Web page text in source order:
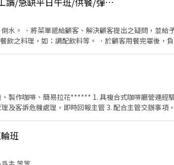
多樣化人才培訓，新手也歡
環境 ​分站式餐點製作（接龍式流暢作業） ​設備維護
📍 7/1 隆重登場！ ​早班：
/ 10:00 - 17:00 ​晚間
升為訓練員最高可達 240元/小時！ ​安心保障： 依法
、團體保險、不定期員工聚餐。 ​📩 加入我們 ​如果你對環境有堅
水。 ．將菜單遞給顧客、解決顧客提出之疑問，並給
飲之料理，如：調配飲料等。 ．於顧客用餐完畢後，
謝謝🙏 👏🏽歡迎加入我們泰國🇹🇭狂熱者的大家庭👊❤️
及客訴危機處理，即時回報主管 3. 配合主管交辦事項
4.有責任感，主動完成工作 5.對工作有興趣且願意接
班